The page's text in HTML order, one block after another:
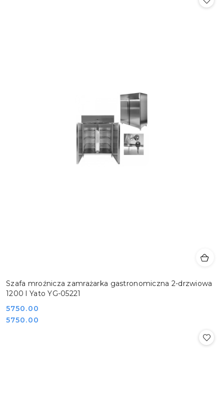
Szafa mroźnicza zamrażarka gastronomiczna 2-drzwiowa
1200 l Yato YG-05221
Cena:
5750.00
Cena:
5750.00